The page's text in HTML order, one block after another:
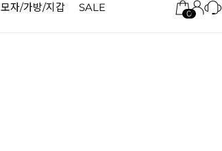
모자/가방/지갑 SALE 0